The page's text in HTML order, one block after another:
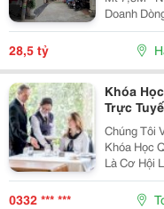
Doanh Dòng
0986209188 + Nhà Phố 8 - 3, Lô Góc, Khu Phân
Thoáng
28,5 tỷ
Khóa
Trực
Chúng Tôi
Khóa Học
Là Cơ Hội
Nghiệp
0332 *** ***